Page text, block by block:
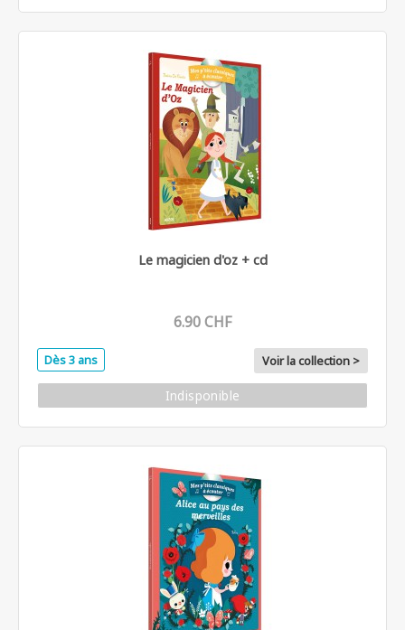
Le magicien d'oz + cd
6.90 CHF
Dès 3 ans Voir la collection >
Indisponible